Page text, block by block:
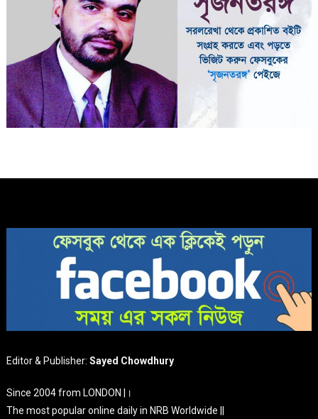
Editor & Publisher:Sayed Chowdhury
Since 2004 from LONDON |।
The most popular online daily in NRB Worldwide ||